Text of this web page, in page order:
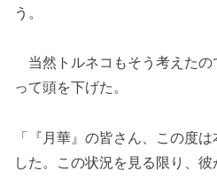
う。
当然トルネコもそう考えたの
って頭を下げた。
「『月華』の皆さん、この度
した。この状況を見る限り、